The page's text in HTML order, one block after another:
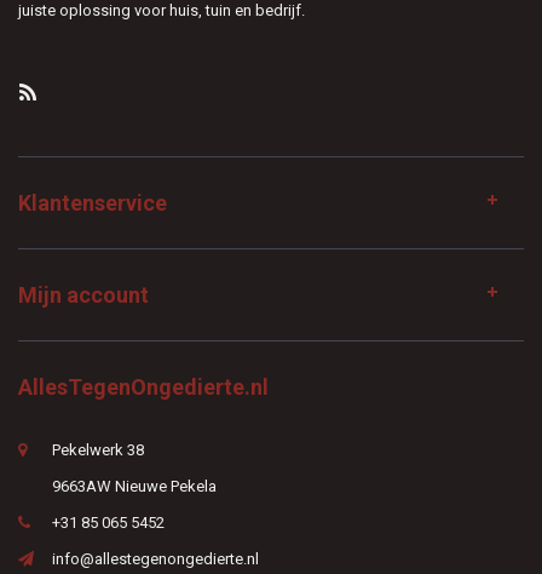
juiste oplossing voor huis, tuin en bedrijf.
Klantenservice
Mijn account
AllesTegenOngedierte.nl
Pekelwerk 38
9663AW Nieuwe Pekela
+31 85 065 5452
info@allestegenongedierte.nl